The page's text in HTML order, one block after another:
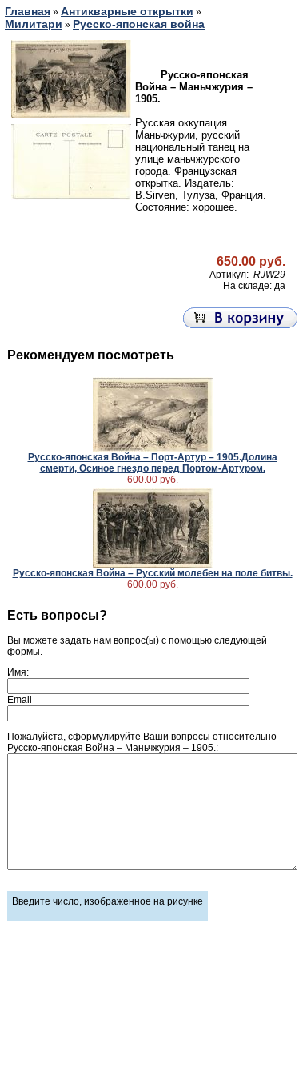
Главная » Антикварные открытки »
Милитари » Русско-японская война
Русско-японская
Война – Маньчжурия –
1905.
Русская оккупация
Маньчжурии, русский
национальный танец на
улице маньчжурского
города. Французская
открытка. Издатель:
B.Sirven, Тулуза, Франция.
Cостояние: хорошее.
650.00 руб.
Артикул: RJW29
На складе: да
Рекомендуем посмотреть
Русско-японская Война – Порт-Артур – 1905.Долина
смерти, Осиное гнездо перед Портом-Артуром.
600.00 руб.
Русско-японская Война – Русский молебен на поле битвы.
600.00 руб.
Есть вопросы?
Вы можете задать нам вопрос(ы) с помощью следующей
формы.
Имя:
Email
Пожалуйста, сформулируйте Ваши вопросы относительно
Русско-японская Война – Маньчжурия – 1905.:
Введите число, изображенное на рисунке